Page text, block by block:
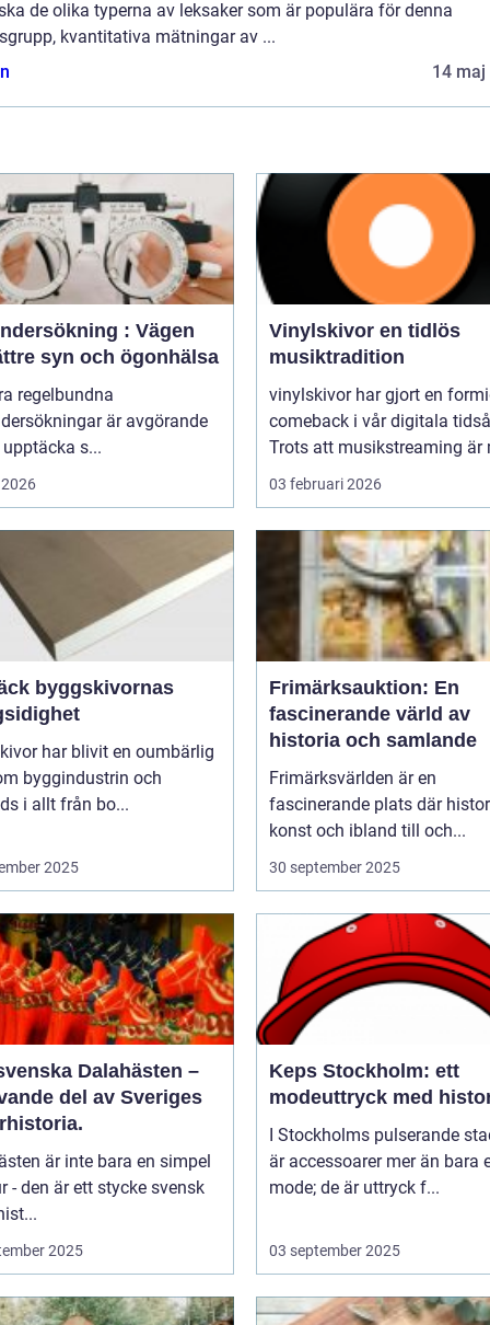
de olika typerna av leksaker som är populära för denna
kvantitativa mätningar av ...
14 maj
: Vägen
syn och ögonhälsa
regelbundna
är avgörande
s...
Vinylskivor en tidlös
musiktradition
vinylskivor har gjort en
comeback i vår digitala
Trots att musikstreaming är
03 februari 2026
byggskivornas
har blivit en oumbärlig
byggindustrin och
i allt från bo...
2025
Frimärksauktion: En
fascinerande värld av
historia och samlande
Frimärksvärlden är en
fascinerande plats där
konst och ibland till och...
30 september 2025
Dalahästen –
del av Sveriges
är inte bara en simpel
- den är ett stycke svensk
2025
Keps Stockholm: ett
modeuttryck med
I Stockholms pulserande
är accessoarer mer än bara
mode; de är uttryck f...
03 september 2025